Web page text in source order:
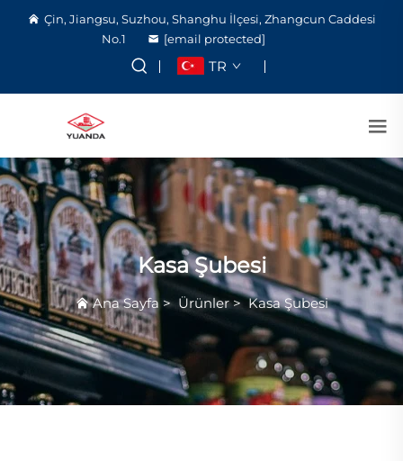
Çin, Jiangsu, Suzhou, Shanghu İlçesi, Zhangcun Caddesi
No.1
[email protected]
TR
Kasa Şubesi
Ana Sayfa> Ürünler>Kasa Şubesi